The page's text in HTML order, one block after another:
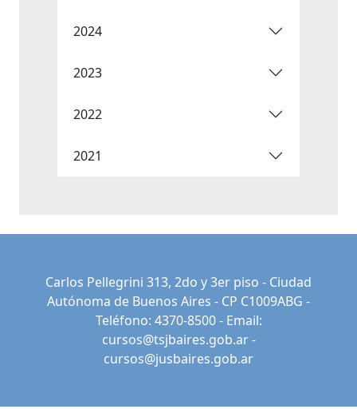
2024
2023
2022
2021
Carlos Pellegrini 313, 2do y 3er piso - Ciudad
Autónoma de Buenos Aires - CP C1009ABG -
Teléfono: 4370-8500 - Email:
cursos@tsjbaires.gob.ar-
cursos@jusbaires.gob.ar